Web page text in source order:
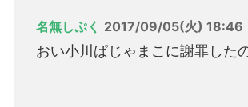
名無しぷく 2017/09/05(火) 18:46
おい小川ぱじゃまこに謝罪した